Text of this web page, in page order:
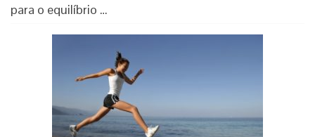
para o equilíbrio …